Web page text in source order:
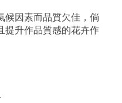
因素而品質欠佳，倘
提升作品質感的花卉作